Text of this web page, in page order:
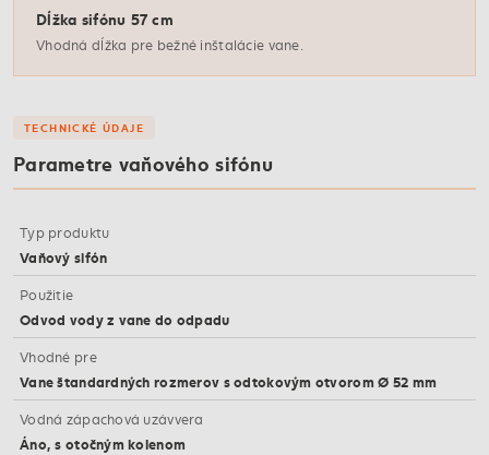
Dĺžka sifónu 57 cm
Vhodná dĺžka pre bežné inštalácie vane.
TECHNICKÉ ÚDAJE
Parametre vaňového sifónu
Typ produktu
Vaňový sifón
Použitie
Odvod vody z vane do odpadu
Vhodné pre
Vane štandardných rozmerov s odtokovým otvorom Ø 52 mm
Vodná zápachová uzávvera
Áno, s otočným kolenom